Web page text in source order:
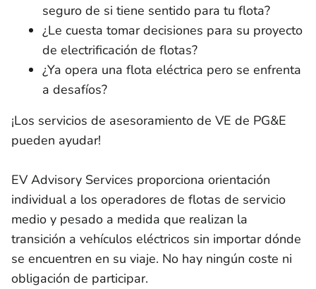
seguro de si tiene sentido para tu flota?
¿Le cuesta tomar decisiones para su proyecto
de electrificación de flotas?
¿Ya opera una flota eléctrica pero se enfrenta
a desafíos?
¡Los servicios de asesoramiento de VE de PG&E
pueden ayudar!
EV Advisory Services proporciona orientación
individual a los operadores de flotas de servicio
medio y pesado a medida que realizan la
transición a vehículos eléctricos sin importar dónde
se encuentren en su viaje. No hay ningún coste ni
obligación de participar.